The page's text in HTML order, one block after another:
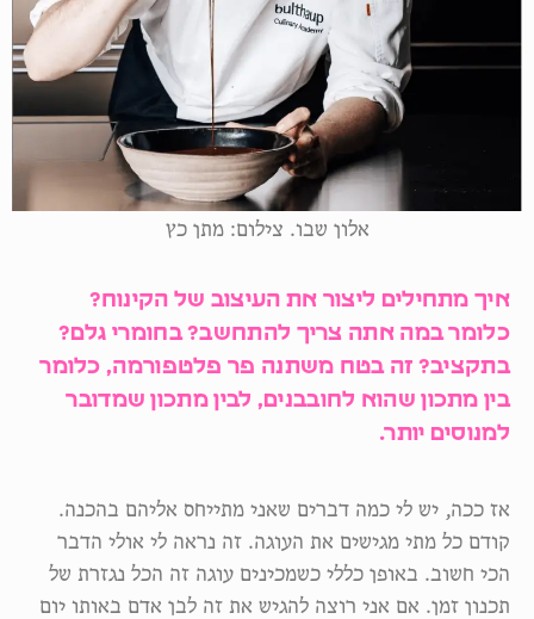
אלון שבו. צילום: מתן כץ
איך מתחילים ליצור את העיצוב של הקינוח?
כלומר במה אתה צריך להתחשב? בחומרי גלם?
בתקציב? זה בטח משתנה פר פלטפורמה, כלומר
בין מתכון שהוא לחובבנים, לבין מתכון שמדובר
למנוסים יותר.
אז ככה, יש לי כמה דברים שאני מתייחס אליהם בהכנה.
קודם כל מתי מגישים את העוגה. זה נראה לי אולי הדבר
הכי חשוב. באופן כללי כשמכינים עוגה זה הכל נגזרת של
תכנון זמן. אם אני רוצה להגיש את זה לבן אדם באותו יום